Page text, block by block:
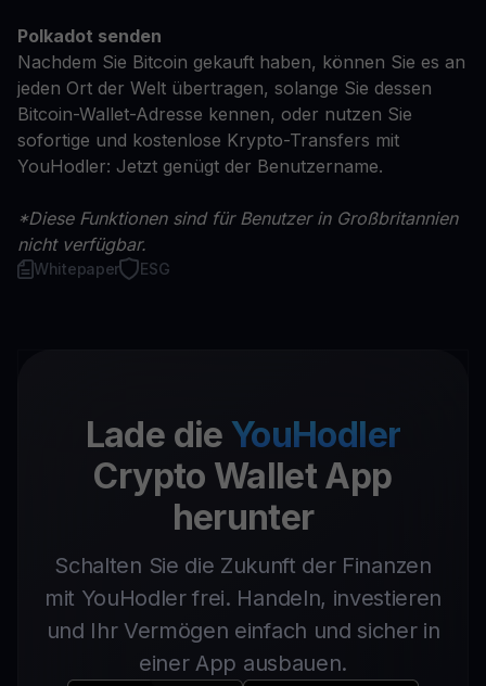
Polkadot senden
Nachdem Sie Bitcoin gekauft haben, können Sie es an
jeden Ort der Welt übertragen, solange Sie dessen
Bitcoin-Wallet-Adresse kennen, oder nutzen Sie
sofortige und kostenlose Krypto-Transfers mit
YouHodler: Jetzt genügt der Benutzername.
*Diese Funktionen sind für Benutzer in Großbritannien
nicht verfügbar.
Whitepaper ESG
Lade die YouHodler
Crypto Wallet App
herunter
Schalten Sie die Zukunft der Finanzen
mit YouHodler frei. Handeln, investieren
und Ihr Vermögen einfach und sicher in
einer App ausbauen.